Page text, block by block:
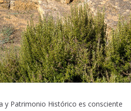
y Patrimonio Histórico es consciente